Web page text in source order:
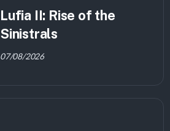
Lufia II: Rise of the
Sinistrals
07/08/2026